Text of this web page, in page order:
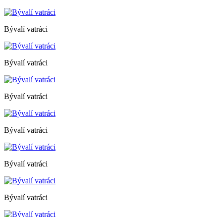
Bývalí vatráci
Bývalí vatráci
Bývalí vatráci
Bývalí vatráci
Bývalí vatráci
Bývalí vatráci